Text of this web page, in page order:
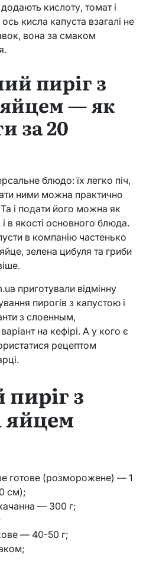
кислоту, томат і
кисла капуста взагалі не
вона за смаком
пиріг з
— як
за 20
блюдо: їх легко піч,
ними можна практично
Та і подати його можна як
в якості основного блюда.
в компанію частенько
зелена цибуля та гриби
приготували відмінну
пирогів з капустою і
з слоенным,
на кефірі. А у кого є
рецептом
з
яйцем
готове (розморожене) — 1
см);
— 300 г;
— 40-50 г;